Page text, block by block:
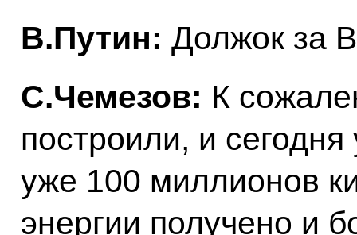
В.Путин: Должок за
С.Чемезов: К
построили, и
уже 100 миллионов
энергии получено и